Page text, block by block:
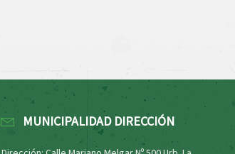
MUNICIPALIDAD DIRECCIÓN